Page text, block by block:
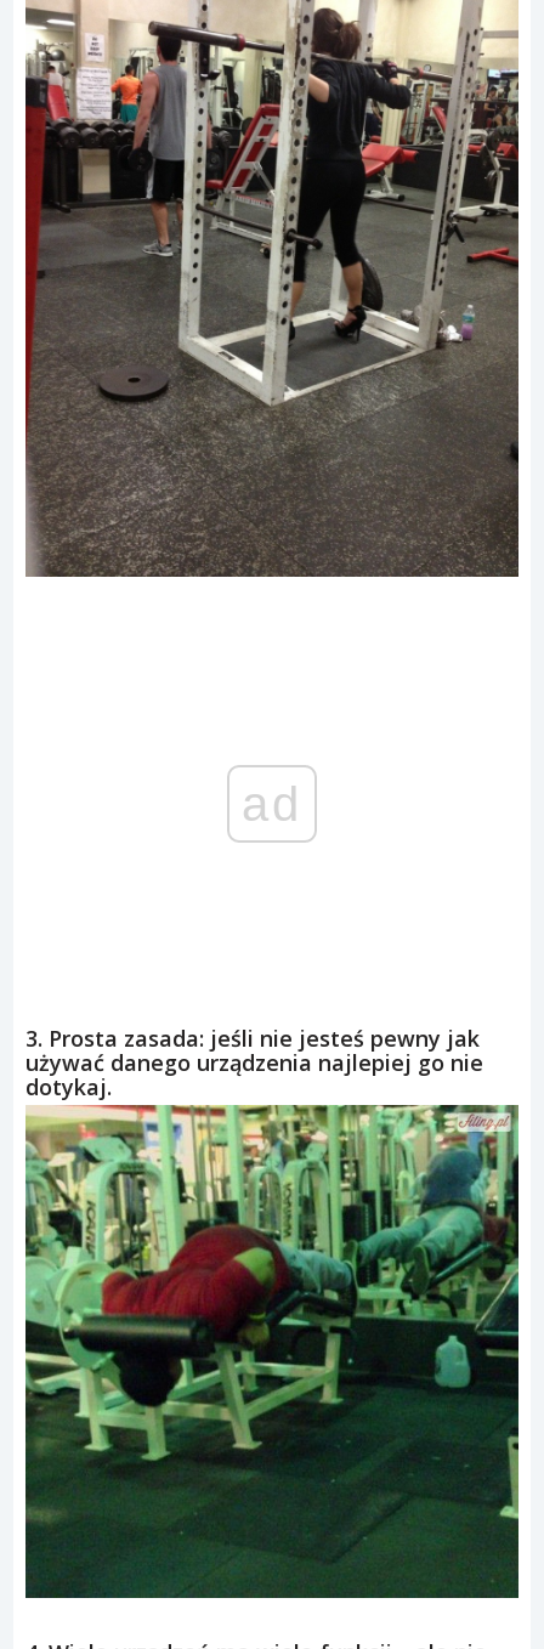
ad
3. Prosta zasada: jeśli nie jesteś pewny jak
używać danego urządzenia najlepiej go nie
dotykaj.